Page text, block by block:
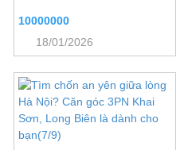
10000000
18/01/2026